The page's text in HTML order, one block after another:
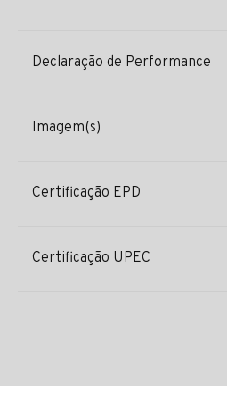
Declaração de Performance
Imagem(s)
Certificação EPD
Certificação UPEC